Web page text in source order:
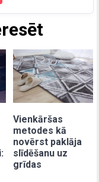
Vienkāršas
metodes kā
novērst paklāja
slīdēšanu uz
grīdas